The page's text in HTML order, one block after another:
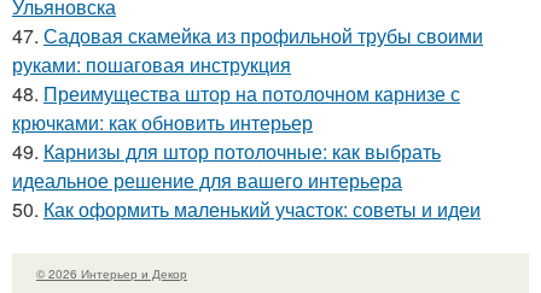
Ульяновска
47. Садовая скамейка из профильной трубы своими
руками: пошаговая инструкция
48. Преимущества штор на потолочном карнизе с
крючками: как обновить интерьер
49. Карнизы для штор потолочные: как выбрать
идеальное решение для вашего интерьера
50. Как оформить маленький участок: советы и идеи
© 2026 Интерьер и Декор